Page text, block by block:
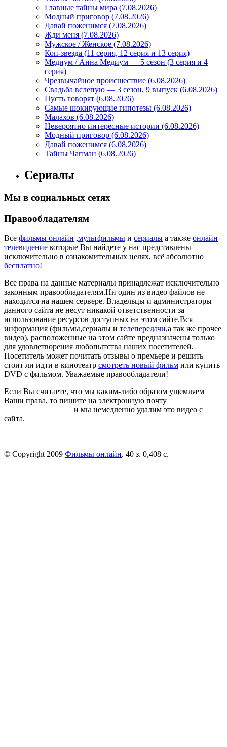
Главные тайны мира (7.08.2026)
Модный приговор (7.08.2026)
Давай поженимся (7.08.2026)
Жди меня (7.08.2026)
Мужское / Женское (7.08.2026)
Коп-звезда (11 серия, 12 серия и 13 серия)
Медиум / Анна Медиум — 5 сезон (3 серия и 4
серия)
Чрезвычайное происшествие (6.08.2026)
Свадьба вслепую — 3 сезон, 9 выпуск (6.08.2026)
Пусть говорят (6.08.2026)
Самые шокирующие гипотезы (6.08.2026)
Малахов (6.08.2026)
Невероятно интересные истории (6.08.2026)
Модный приговор (6.08.2026)
Давай поженимся (6.08.2026)
Тайны Чапман (6.08.2026)
Сериалы
Мы в социальных сетях
Правообладателям
Все фильмы онлайн ,мультфильмы и сериалы а также онлайн
телевидение которые Вы найдете у нас представлены
исключительно в ознакомительных целях, всё абсолютно
бесплатно!
Все права на данные материалы принадлежат исключительно
законным правообладателям.Ни один из видео файлов не
находится на нашем сервере. Владельцы и администраторы
данного сайта не несут никакой ответственности за
использование ресурсов доступных на этом сайте.Вся
информация (фильмы,сериалы и телепередачи,а так же прочее
видео), расположенные на этом сайте предназначены только
для удовлетворения любопытства наших посетителей.
Посетитель может почитать отзывы о премьере и решить
стоит ли идти в кинотеатр смотреть новый фильм или купить
DVD с фильмом. Уважаемые правообладатели!
Если Вы считаете, что мы каким-либо образом ущемляем
Ваши права, то пишите на электронную почту
и мы немедленно удалим это видео с
сайта.
© Copyright 2009 Фильмы онлайн. 40 з. 0,408 с.